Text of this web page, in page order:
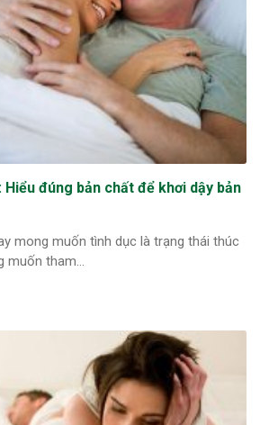
Hiểu đúng bản chất để khơi dậy bản
mong muốn tình dục là trạng thái thúc
muốn tham...